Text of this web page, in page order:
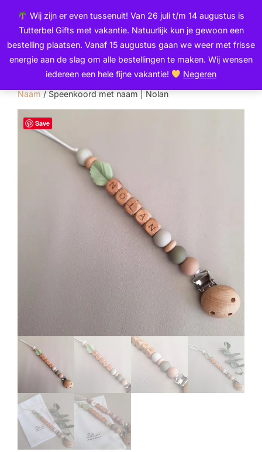
Wij zijn er even tussenuit! Van 26 juli t/m 14 augustus is
Tutterbel Gifts met vakantie. Natuurlijk kun je gewoon een
bestelling plaatsen. Vanaf 15 augustus gaan we weer met frisse
energie aan de slag om alle bestellingen te maken. Wij wensen
iedereen een hele fijne vakantie!
Negeren
inhoud
inhoud
Zoek
naar:
/Speenkoorden/ Speenkoord |
Naam / Speenkoord met naam | Nolan
Save